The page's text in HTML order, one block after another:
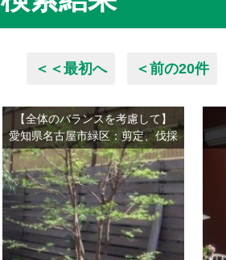
＜＜最初へ ＜前の20件
【全体のバランスを考慮して】
愛知県名古屋市緑区：剪定、伐採